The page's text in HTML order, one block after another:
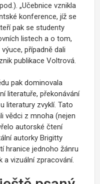
„Učebnice vznikla
konference, jíž se
pak se studenty
listech a o tom,
případně dali
publikace Voltrová.
pak dominovala
literatuře, překonávání
literatury zvyklí. Tato
vědci z mnoha (nejen
autorské čtení
autorky Brigitty
hranice jednoho žánru
a vizuální zpracování.